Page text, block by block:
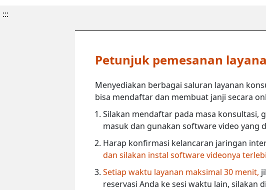
:::
Petunjuk pemesanan
Menyediakan berbagai saluran layanan
bisa mendaftar dan membuat janji secara
Silakan mendaftar pada masa konsultasi,
masuk dan gunakan software video
Harap konfirmasi kelancaran jaringan
dan silakan instal software videonya
Setiap waktu layanan maksimal 30 menit,
reservasi Anda ke sesi waktu lain, silakan